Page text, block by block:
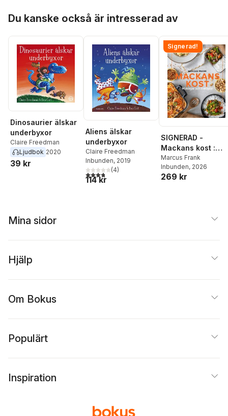
Du kanske också är intresserad av
Dinosaurier älskar
underbyxor
Claire Freedman
Ljudbok 2020
39 kr
Aliens älskar
underbyxor
Claire Freedman
Inbunden, 2019
3,8utav 5 stjärnor. Totalt antal röster:
(4)
114 kr
Signerad!
SIGNERAD -
Mackans kost :
Middagar och
matlådor
Marcus Frank
Inbunden, 2026
269 kr
Mina sidor
Hjälp
Om Bokus
Populärt
Inspiration